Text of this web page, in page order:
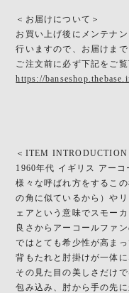
＜お届けについて＞
お買い上げ後にメンテナ
行いますので、お届けまで
ご注文前に必ず下記をご覧
https://
＜ITEM INTRODUCTION
1960年代 イギリス アー
様々な呼ばれ方をするこ
の角に似ているから）や
ェアという意味でスモー
良さからアーコールファ
ではとても希少性が高まっ
背もたれと肘掛けが一体
その見た目の美しさだけ
包み込み、肘から手の先